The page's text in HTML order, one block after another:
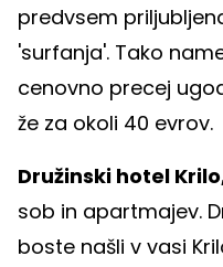
predvsem
'surfanja'. Tako
cenovno precej
že za okoli 40 evrov.
Družinski hotel
sob in apartmajev.
boste našli v vasi